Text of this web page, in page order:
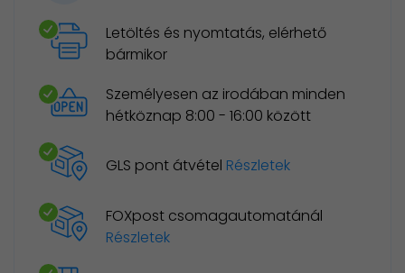
Letöltés és nyomtatás, elérhető
bármikor
Személyesen az irodában minden
hétköznap 8:00 - 16:00 között
GLS pont átvétel Részletek
FOXpost csomagautomatánál
Részletek